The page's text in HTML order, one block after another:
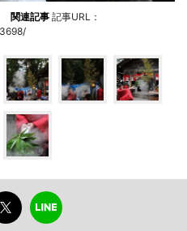
関連記事 記事URL：